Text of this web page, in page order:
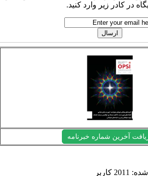
در کادر زیر وارد کنید.
آخرین شماره خبرنامه